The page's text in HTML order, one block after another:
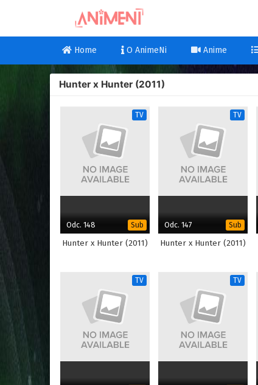
Home O AnimeNi Anime
Hunter x Hunter (2011)
TV
Odc. 148 Sub
Hunter x Hunter (2011)
TV
Odc. 147 Sub
Hunter x Hunter (2011)
TV TV